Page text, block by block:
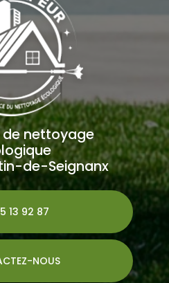
de nettoyage
de-Seignanx
13 92 87
NOUS